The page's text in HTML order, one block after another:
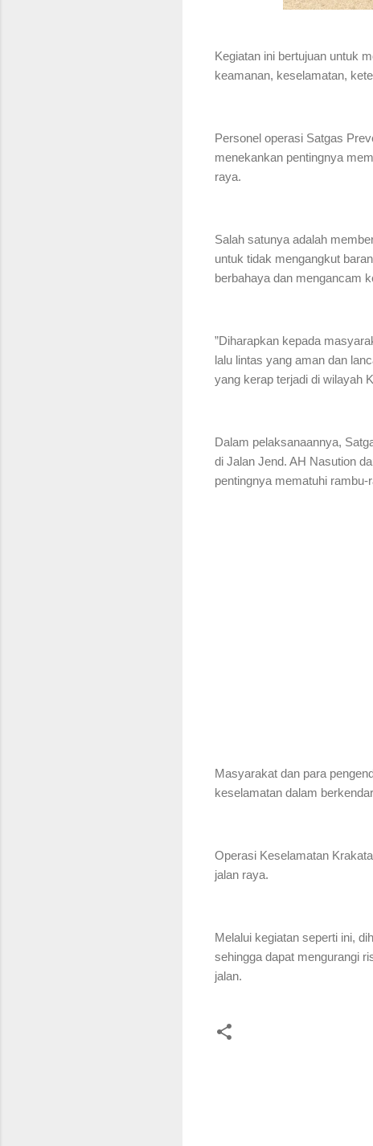
Kegiatan ini bertujuan untuk
keamanan, keselamatan,
Personel operasi Satgas
menekankan pentingnya
raya.
Salah satunya adalah
untuk tidak mengangkut
berbahaya dan mengancam
”Diharapkan kepada
lalu lintas yang aman dan
yang kerap terjadi di wilayah
Dalam pelaksanaannya,
di Jalan Jend. AH Nasution
pentingnya mematuhi rambu-
Masyarakat dan para
keselamatan dalam
Operasi Keselamatan
jalan raya.
Melalui kegiatan seperti ini,
sehingga dapat mengurangi
jalan.